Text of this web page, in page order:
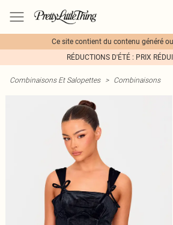
Ce site contient du contenu généré
RÉDUCTIONS D'ÉTÉ : PRIX
Combinaisons Et Salopettes > Combinaisons